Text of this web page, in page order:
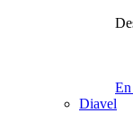
Diavel